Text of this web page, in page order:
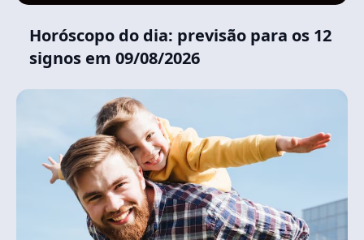
Horóscopo do dia: previsão para os 12
signos em 09/08/2026